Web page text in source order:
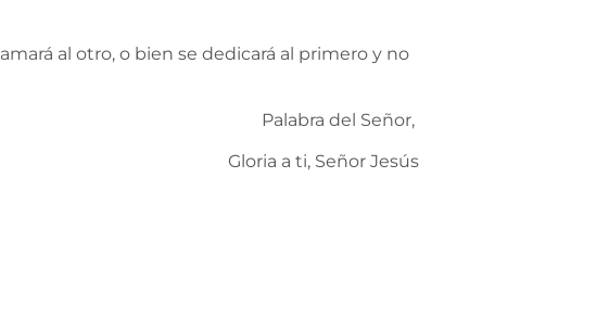
al otro, o bien se dedicará al primero y no
Palabra del Señor,
Gloria a ti, Señor Jesús